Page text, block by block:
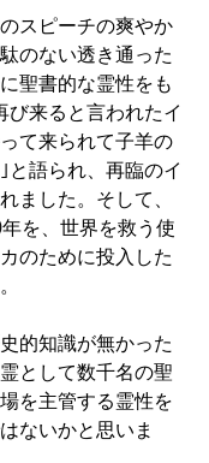
スピーチの爽やか
のない透き通った
聖書的な霊性をも
び来ると言われたイ
て来られて子羊の
と語られ、再臨のイ
ました。そして、
を、世界を救う使
のために投入した
的知識が無かった
として数千名の聖
を主管する霊性を
ないかと思いま